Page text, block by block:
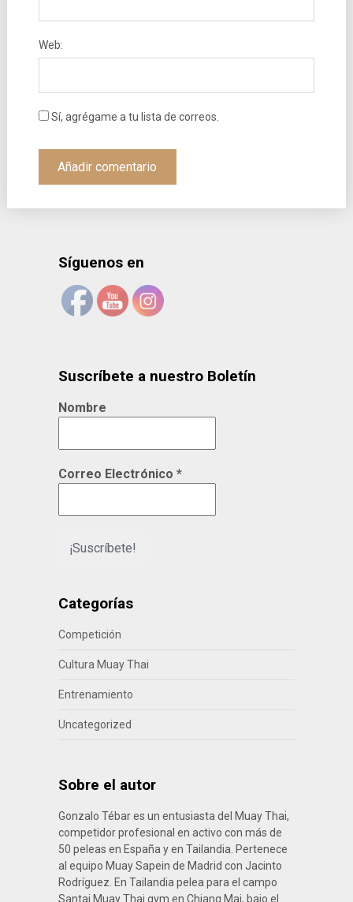
Web:
Sí, agrégame a tu lista de correos.
Síguenos en
Suscríbete a nuestro Boletín
Nombre
Correo Electrónico *
Categorías
Competición
Cultura Muay Thai
Entrenamiento
Uncategorized
Sobre el autor
Gonzalo Tébar es un entusiasta del Muay Thai,
competidor profesional en activo con más de
50 peleas en España y en Tailandia. Pertenece
al equipo Muay Sapein de Madrid con Jacinto
Rodríguez. En Tailandia pelea para el campo
Santai Muay Thai gym en Chiang Mai, bajo el